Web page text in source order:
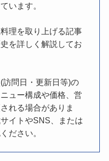
います。
理を取り上げる記事
を詳しく解説してお
問日・更新日等)の
ュー構成や価格、営
れる場合がありま
イトやSNS、または
ださい。